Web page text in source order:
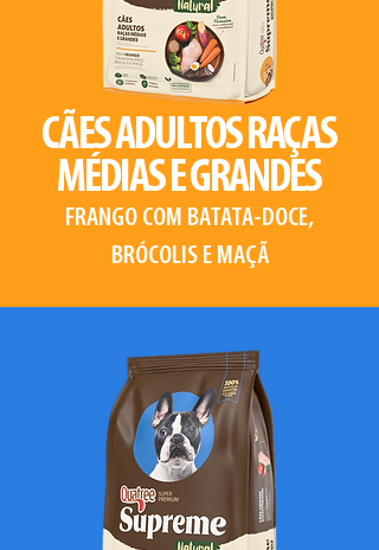
CÃES ADULTOS RAÇAS
MÉDIAS E GRANDES
FRANGO COM BATATA-DOCE,
BRÓCOLIS E MAÇÃ